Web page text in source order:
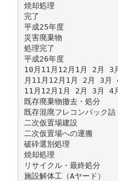
焼却処理
完了
平成25年度
災害廃棄物
処理完了
平成26年度
10月11月12月1月 2月
月11月12月1月 2月 3
11月12月1月 2月 3月
既存廃棄物撤去・処分
既存混廃フレコンバック詰
二次仮置場建設
二次仮置場への運搬
破砕選別処理
焼却処理
リサイクル・最終処分
施設解体工（Aヤード）